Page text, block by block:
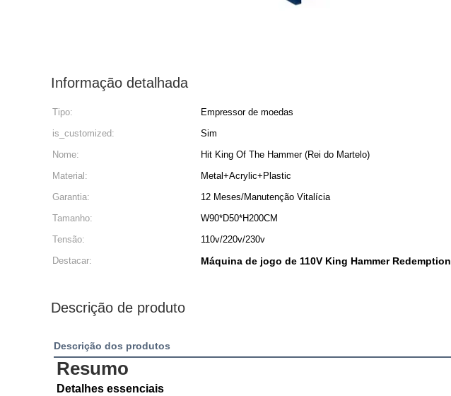
Informação detalhada
Tipo: Empressor de moedas
is_customized:
Sim
Nome:
Hit King Of The Hammer (Rei do Martelo)
Material:
Metal+Acrylic+Plastic
Garantia:
12 Meses/Manutenção Vitalícia
Tamanho:
W90*D50*H200CM
Tensão:
110v/220v/230v
Destacar:
Máquina de jogo de 110V King Hammer Redemption
Descrição de produto
Descrição dos produtos
Resumo
Detalhes essenciais